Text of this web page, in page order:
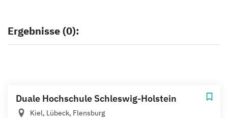
Ergebnisse (0):
Duale Hochschule Schleswig-Holstein
Kiel, Lübeck, Flensburg